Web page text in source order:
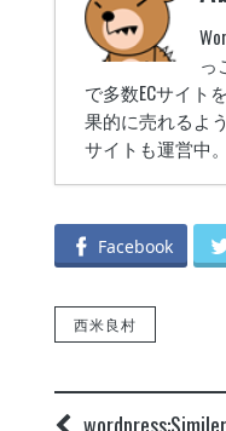
っ
で多数ECサイト
果的に売れるよ
サイトも運営中。
Custom
プラグ
公式
Facebook
西米良村